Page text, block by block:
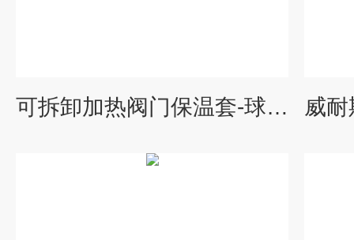
可拆卸加热阀门保温套-球阀保温衣DN100定制 威耐斯科技